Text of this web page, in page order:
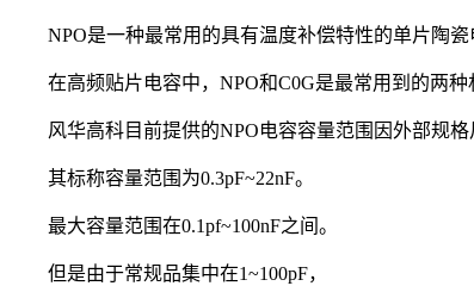
NPO是一种最常用的具有温度补偿特性的单片陶瓷
在高频贴片电容中，NPO和C0G是最常用到的两种
风华高科目前提供的NPO电容容量范围因外部规格
其标称容量范围为0.3pF~22nF。
最大容量范围在0.1pf~100nF之间。
但是由于常规品集中在1~100pF，